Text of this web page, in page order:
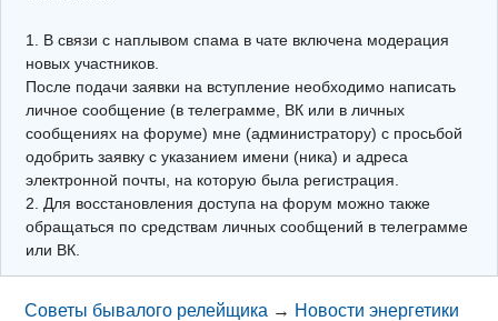
Поиск релейщика
Видео РЗиА
Фотохостинг
Телеграм
1. В связи с наплывом спама в чате включена модерация
новых участников.
После подачи заявки на вступление необходимо написать
личное сообщение (в телеграмме, ВК или в личных
сообщениях на форуме) мне (администратору) с просьбой
одобрить заявку с указанием имени (ника) и адреса
электронной почты, на которую была регистрация.
2. Для восстановления доступа на форум можно также
обращаться по средствам личных сообщений в телеграмме
или ВК.
Советы бывалого релейщика → Новости энергетики